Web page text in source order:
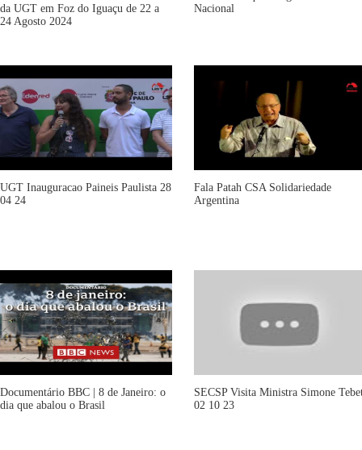
da UGT em Foz do Iguaçu de 22 a
24 Agosto 2024
Nacional
UGT Inauguracao Paineis Paulista 28
04 24
Fala Patah CSA Solidariedade
Argentina
Documentário BBC | 8 de Janeiro: o
dia que abalou o Brasil
SECSP Visita Ministra Simone
02 10 23